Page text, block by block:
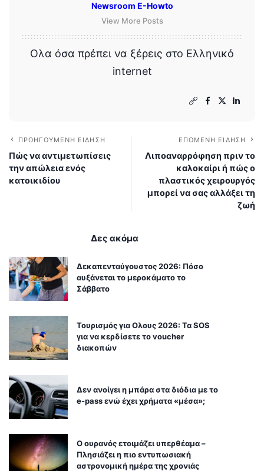
Newsroom E-Howto
View More Posts
Ολα όσα πρέπει να ξέρεις στο Ελληνικό
internet
ΠΡΟΗΓΟΎΜΕΝΗ ΕΊΔΗΣΗ
Πώς να αντιμετωπίσεις
την απώλεια ενός
κατοικιδίου
ΕΠΌΜΕΝΗ ΕΊΔΗΣΗ
Λιποαναρρόφηση πριν το
καλοκαίρι ή πώς ο
πλαστικός χειρουργός
μπορεί να σας αλλάξει τη
ζωή
Δες ακόμα
Δεκαπενταύγουστος 2026: Πόσο
αυξάνεται το μεροκάματο το
Σάββατο
Τουρισμός για Ολους 2026: Τα SOS
για να κερδίσετε το voucher
διακοπών
Δεν ανοίγει η μπάρα στα διόδια με το
e-pass ενώ έχει χρήματα «μέσα»;
Ο ουρανός ετοιμάζει υπερθέαμα –
Πλησιάζει η πιο εντυπωσιακή
αστρονομική ημέρα της χρονιάς